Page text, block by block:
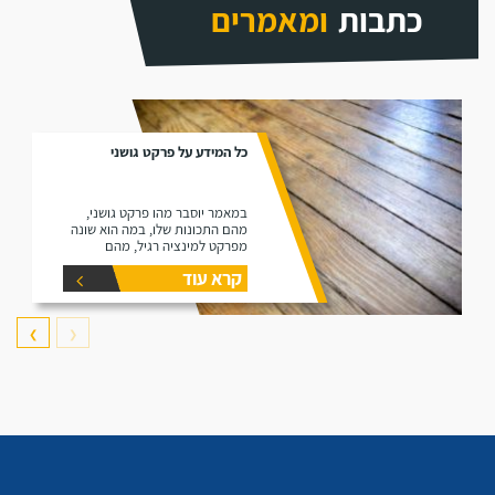
כתבות ומאמרים
כל המידע על פרקט גושני
במאמר יוסבר מהו פרקט גושני,
מהם התכונות שלו, במה הוא שונה
מפרקט למינציה רגיל, מהם
היתרונות שלו ומהם החסרונות שלו.
קרא עוד
❮
❯